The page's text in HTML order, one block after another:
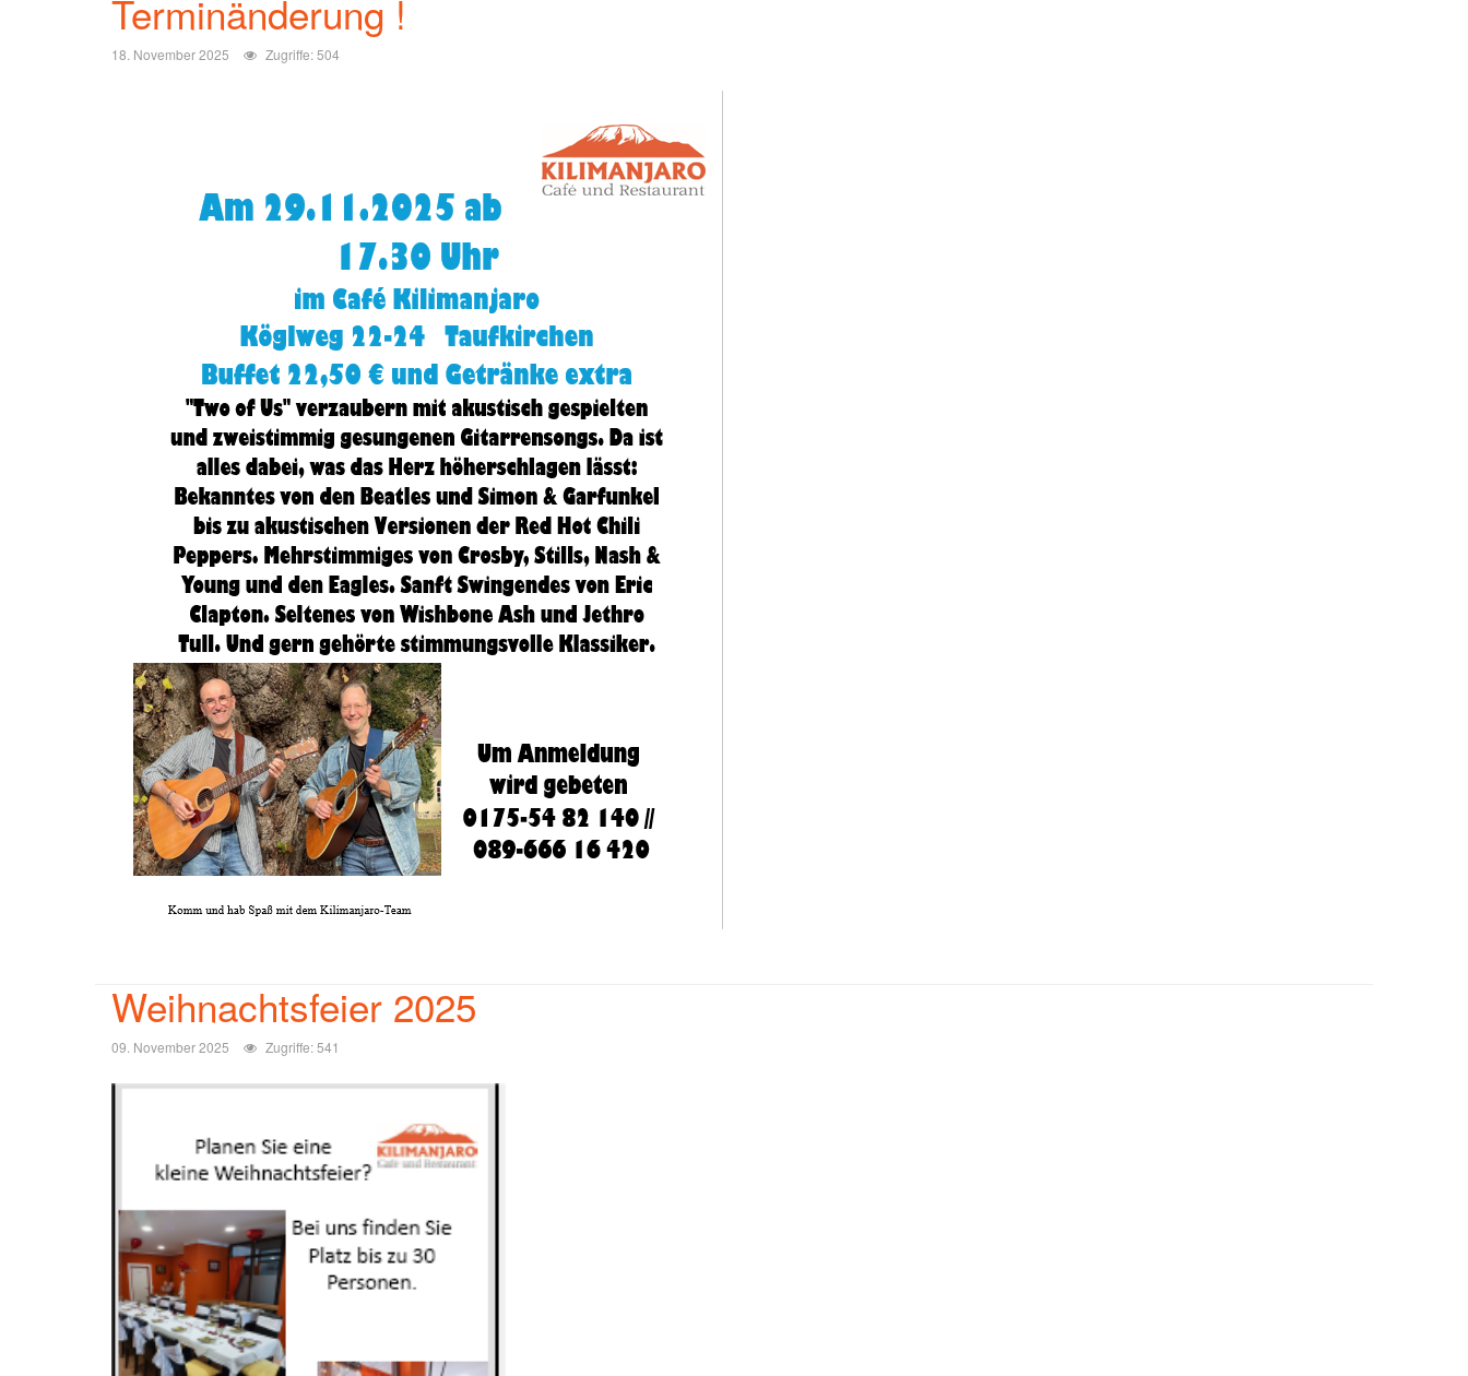
Terminänderung !
18. November 2025 Zugriffe: 504
Weihnachtsfeier 2025
09. November 2025 Zugriffe: 541